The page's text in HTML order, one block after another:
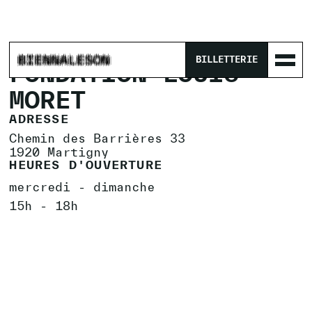
BILLETTERIE
ACCUEIL FONDATION LOUIS MORET
FONDATION LOUIS
MORET
ADRESSE
Chemin des Barrières 33
1920 Martigny
HEURES D'OUVERTURE
mercredi - dimanche